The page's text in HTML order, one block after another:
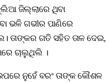
ଜିଲ୍ଲାରେ ଥିବା
ଭଳି ଗଭୀର ପାଣିରେ
ତାଙ୍କର ଗତି ସହିତ ତାଳ ଦେଇ,
ଚାଲୁଥିଲି ।
ନୁହେଁ ବରଂ ତାଙ୍କ କୌଶଳ